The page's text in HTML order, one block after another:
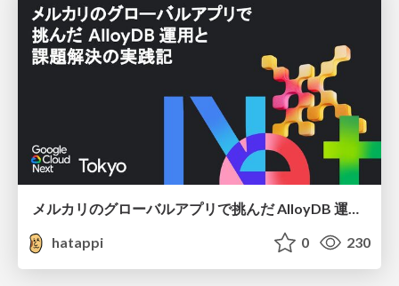
hatappi
0 230